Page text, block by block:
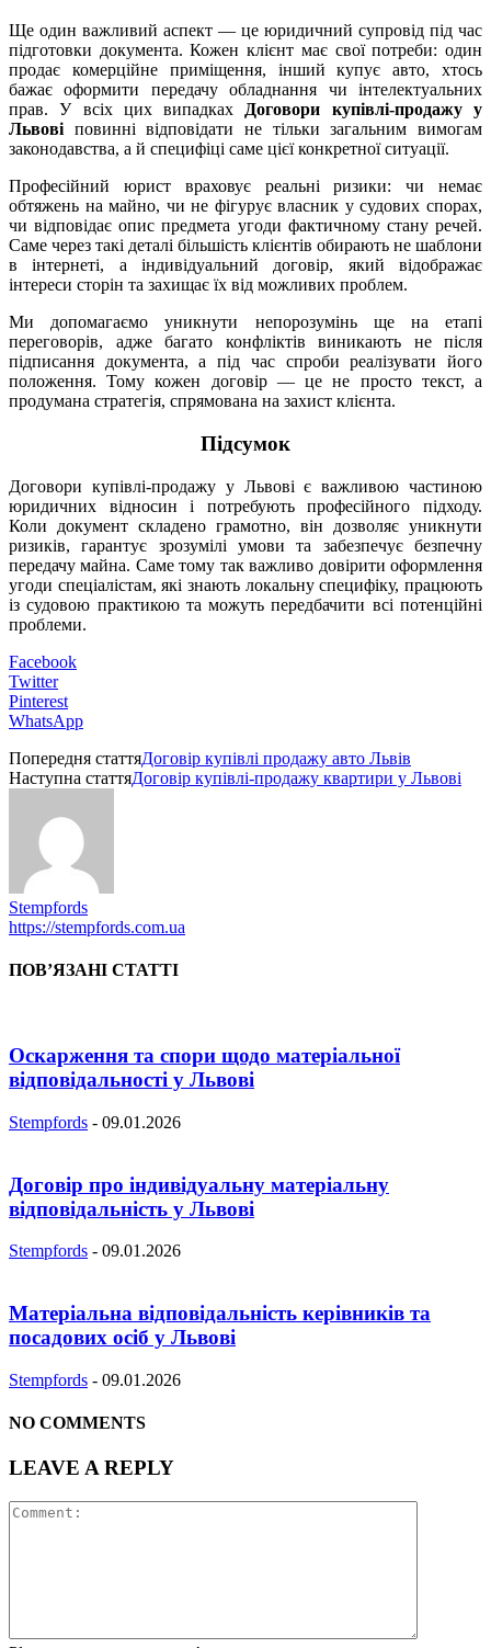
Ще один важливий аспект — це юридичний супровід під час
підготовки документа. Кожен клієнт має свої потреби: один
продає комерційне приміщення, інший купує авто, хтось
бажає оформити передачу обладнання чи інтелектуальних
прав. У всіх цих випадкахДоговори купівлі-продажу у
Львовіповинні відповідати не тільки загальним вимогам
законодавства, а й специфіці саме цієї конкретної ситуації.
Професійний юрист враховує реальні ризики: чи немає
обтяжень на майно, чи не фігурує власник у судових спорах,
чи відповідає опис предмета угоди фактичному стану речей.
Саме через такі деталі більшість клієнтів обирають не шаблони
в інтернеті, а індивідуальний договір, який відображає
інтереси сторін та захищає їх від можливих проблем.
Ми допомагаємо уникнути непорозумінь ще на етапі
переговорів, адже багато конфліктів виникають не після
підписання документа, а під час спроби реалізувати його
положення. Тому кожен договір — це не просто текст, а
продумана стратегія, спрямована на захист клієнта.
Підсумок
Договори купівлі-продажу у Львові є важливою частиною
юридичних відносин і потребують професійного підходу.
Коли документ складено грамотно, він дозволяє уникнути
ризиків, гарантує зрозумілі умови та забезпечує безпечну
передачу майна. Саме тому так важливо довірити оформлення
угоди спеціалістам, які знають локальну специфіку, працюють
із судовою практикою та можуть передбачити всі потенційні
проблеми.
Facebook
Twitter
Pinterest
WhatsApp
Попередня статтяДоговір купівлі продажу авто Львів
Наступна статтяДоговір купівлі-продажу квартири у Львові
Stempfords
https://stempfords.com.ua
ПОВ’ЯЗАНІ СТАТТІ
Оскарження та спори щодо матеріальної
відповідальності у Львові
Stempfords - 09.01.2026
Договір про індивідуальну матеріальну
відповідальність у Львові
Stempfords - 09.01.2026
Матеріальна відповідальність керівників та
посадових осіб у Львові
Stempfords - 09.01.2026
NO COMMENTS
LEAVE A REPLY